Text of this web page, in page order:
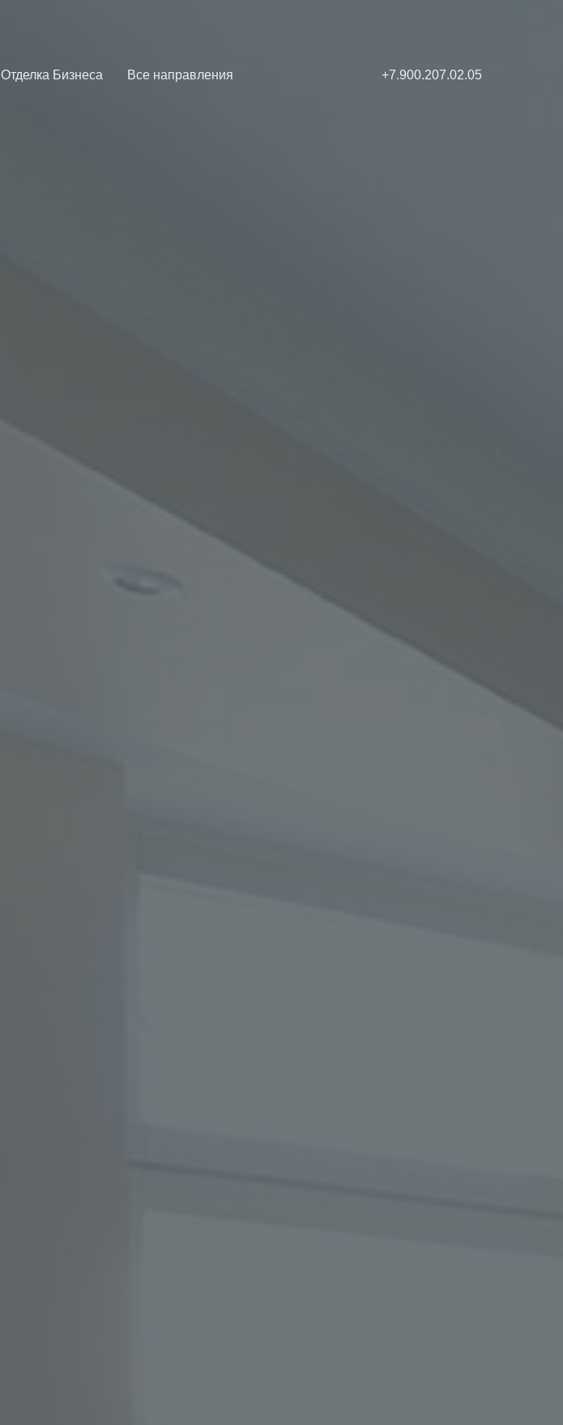
Отделка Бизнеса Все направления +7.900.207.02.05